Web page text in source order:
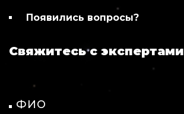
Появились вопросы?
Свяжитесь с экспертами
ФИО